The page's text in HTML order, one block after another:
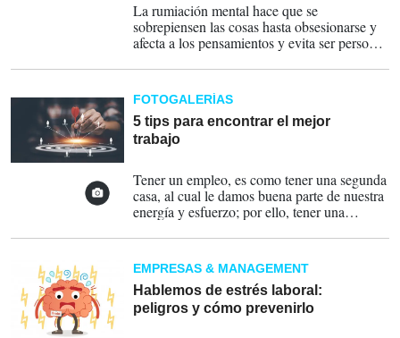
La rumiación mental hace que se
sobrepiensen las cosas hasta obsesionarse y
afecta a los pensamientos y evita ser personas
FOTOGALERÍAS
5 tips para encontrar el mejor
trabajo
Tener un empleo, es como tener una segunda
casa, al cual le damos buena parte de nuestra
energía y esfuerzo; por ello, tener una
imprescindible.
EMPRESAS & MANAGEMENT
Hablemos de estrés laboral:
peligros y cómo prevenirlo